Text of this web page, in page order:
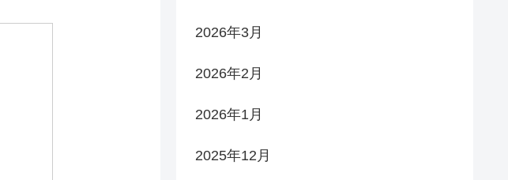
2026年3月
2026年2月
2026年1月
2025年12月